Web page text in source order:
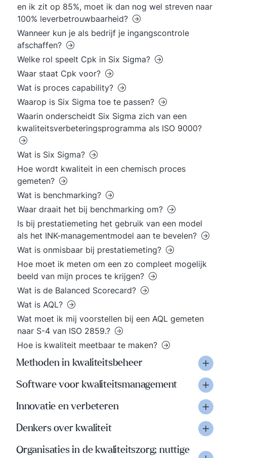
en ik zit op 85%, moet ik dan nog wel streven naar
100% leverbetrouwbaarheid?
Wanneer kun je als bedrijf je ingangscontrole
afschaffen?
Welke rol speelt Cpk in Six Sigma?
Waar staat Cpk voor?
Wat is proces capability?
Waarop is Six Sigma toe te passen?
Waarin onderscheidt Six Sigma zich van een
kwaliteitsverbeteringsprogramma als ISO 9000?
Wat is Six Sigma?
Hoe wordt kwaliteit in een chemisch proces
gemeten?
Wat is benchmarking?
Waar draait het bij benchmarking om?
Is bij prestatiemeting het gebruik van een model
als het INK-managementmodel aan te bevelen?
Wat is onmisbaar bij prestatiemeting?
Hoe moet ik meten om een zo compleet mogelijk
beeld van mijn proces te krijgen?
Wat is de Balanced Scorecard?
Wat is AQL?
Wat moet ik mij voorstellen bij een AQL gemeten
naar S-4 van ISO 2859.?
Hoe is kwaliteit meetbaar te maken?
Methoden in kwaliteitsbeheer
Software voor kwaliteitsmanagement
Innovatie en verbeteren
Denkers over kwaliteit
Organisaties in de kwaliteitszorg; nuttige